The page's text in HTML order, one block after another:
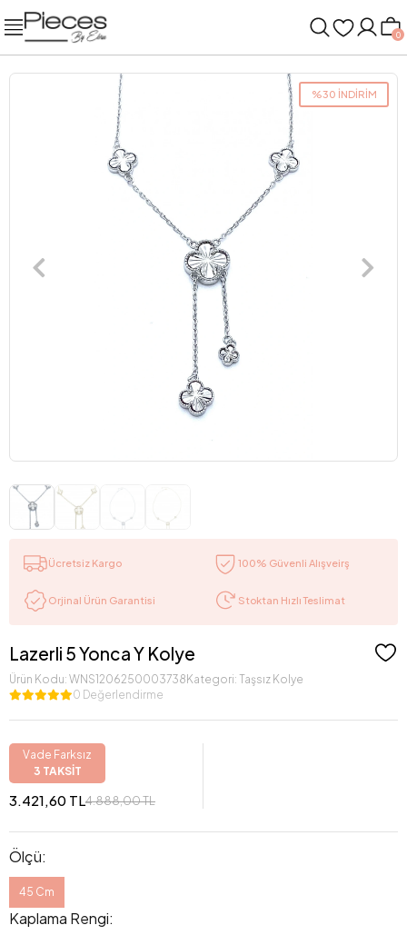
0
%30 İNDİRİM
Ücretsiz Kargo 100% Güvenli Alışveirş
Orjinal Ürün Garantisi Stoktan Hızlı Teslimat
Lazerli 5 Yonca Y Kolye
Ürün Kodu: WNS1206250003738 Kategori: Taşsız Kolye
0 Değerlendirme
Vade Farksız
3 TAKSİT
3.421,60 TL4.888,00 TL
Ölçü:
45 Cm
Kaplama Rengi: